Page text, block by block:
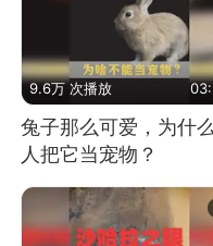
9.6万 次播放
兔子那么可爱，为什
人把它当宠物？